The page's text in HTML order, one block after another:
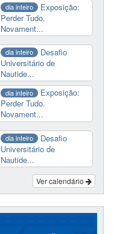
dia inteiro
Exposição:
Perder Tudo.
Novament...
dia inteiro
Desafio
Universitário de
Nautide...
dia inteiro
Exposição:
Perder Tudo.
Novament...
dia inteiro
Desafio
Universitário de
Nautide...
Ver calendário